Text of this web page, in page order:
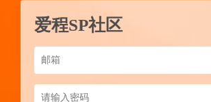
爱程SP社区